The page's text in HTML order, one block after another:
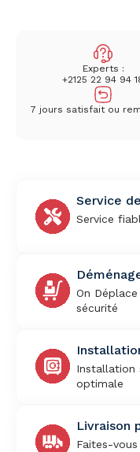
Experts :
+2125 22 94 94
7 jours satisfait ou
Service
Service
On
sécurité
Installation
optimale
Livraison
Faites-